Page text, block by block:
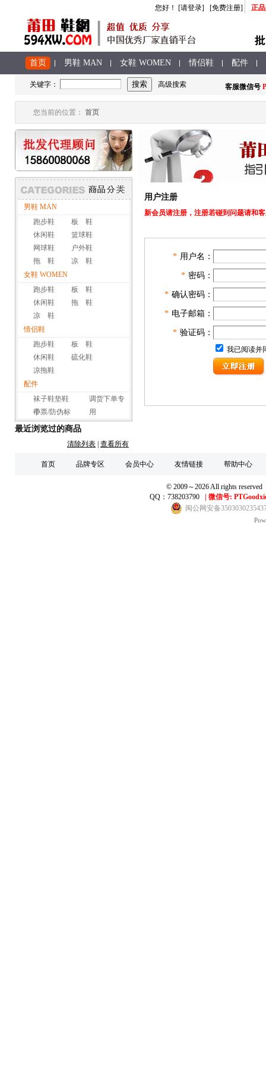
您好 ！ [请登录] [免费注册] 正
首页 男鞋 MAN 女鞋 WOMEN 情侣鞋 配件
关键字： 高级搜索 客服微信号
您当前的位置： 首页
男鞋 MAN
跑步鞋
板 鞋
休闲鞋
篮球鞋
网球鞋
户外鞋
拖 鞋
凉 鞋
女鞋 WOMEN
跑步鞋
板 鞋
休闲鞋
拖 鞋
凉 鞋
情侣鞋
跑步鞋
板 鞋
休闲鞋
硫化鞋
凉拖鞋
配件
袜子鞋垫鞋
带
调货下单专
用
小票/防伪标
最近浏览过的商品
清除列表 查看所有
用户注册
新会员请注册，注册若碰到问题请和
* 用户名：
* 密码：
* 确认密码：
* 电子邮箱：
* 验证码：
我已阅读并
首页 品牌专区 会员中心 友情链接 帮助中心
© 2009～2026 All rights
QQ：738203790
微信号:
闽公网安备